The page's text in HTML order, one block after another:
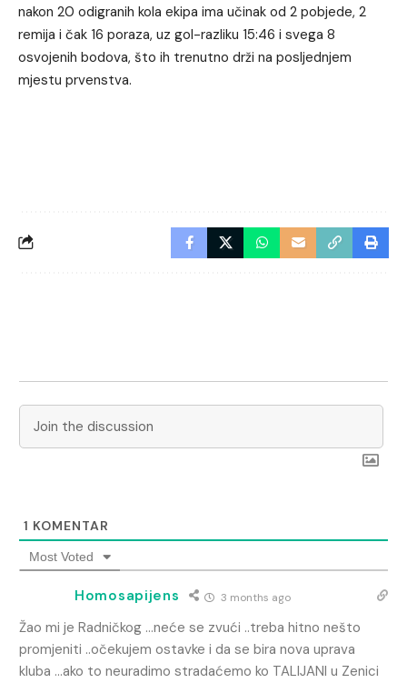
nakon 20 odigranih kola ekipa ima učinak od 2 pobjede, 2
remija i čak 16 poraza, uz gol-razliku 15:46 i svega 8
osvojenih bodova, što ih trenutno drži na posljednjem
mjestu prvenstva.
1 KOMENTAR
Most Voted
Homosapijens 3 months ago
Žao mi je Radničkog …neće se zvući ..treba hitno nešto
promjeniti ..očekujem ostavke i da se bira nova uprava
kluba …ako to neuradimo stradaćemo ko TALIJANI u Zenici